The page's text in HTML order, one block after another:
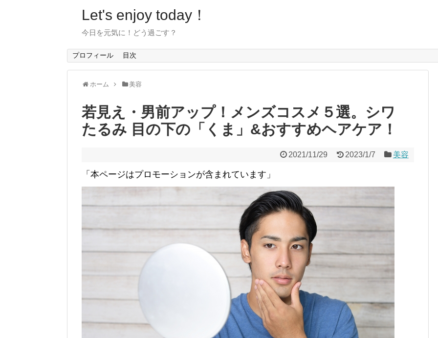
Let's enjoy today！
今日を元気に！どう過ごす？
プロフィール 目次
ホーム 美容
若見え・男前アップ！メンズコスメ５選。シワ
たるみ 目の下の「くま」&おすすめヘアケア！
2021/11/29 2023/1/7 美容
「本ページはプロモーションが含まれています」